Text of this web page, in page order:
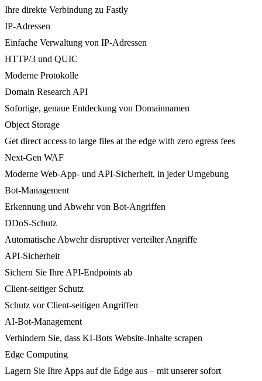
Ihre direkte Verbindung zu Fastly
IP-Adressen
Einfache Verwaltung von IP-Adressen
HTTP/3 und QUIC
Moderne Protokolle
Domain Research API
Sofortige, genaue Entdeckung von Domainnamen
Object Storage
Get direct access to large files at the edge with zero egress fees
Next-Gen WAF
Moderne Web-App- und API-Sicherheit, in jeder Umgebung
Bot-Management
Erkennung und Abwehr von Bot-Angriffen
DDoS-Schutz
Automatische Abwehr disruptiver verteilter Angriffe
API-Sicherheit
Sichern Sie Ihre API-Endpoints ab
Client-seitiger Schutz
Schutz vor Client-seitigen Angriffen
AI-Bot-Management
Verhindern Sie, dass KI-Bots Website-Inhalte scrapen
Edge Computing
Lagern Sie Ihre Apps auf die Edge aus – mit unserer sofort